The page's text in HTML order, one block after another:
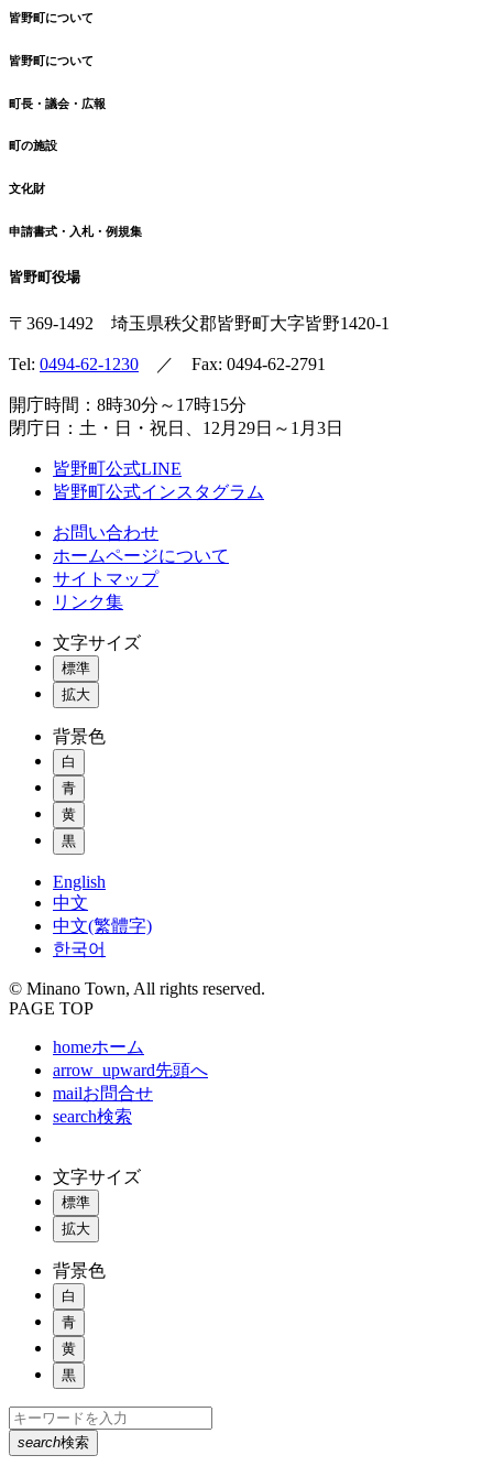
皆野町について
皆野町について
町長・議会・広報
町の施設
文化財
申請書式・入札・例規集
皆野町役場
〒369-1492 埼玉県秩父郡皆野町大字皆野1420-1
Tel: 0494-62-1230 ／ Fax: 0494-62-2791
開庁時間：8時30分～17時15分
閉庁日：土・日・祝日、12月29日～1月3日
皆野町公式LINE
皆野町公式インスタグラム
お問い合わせ
ホームページについて
サイトマップ
リンク集
文字サイズ
標準
拡大
背景色
白
青
黄
黒
English
中文
中文(繁體字)
한국어
© Minano Town, All rights reserved.
PAGE TOP
homeホーム
arrow_upward先頭へ
mailお問合せ
search検索
文字サイズ
標準
拡大
背景色
白
青
黄
黒
search検索